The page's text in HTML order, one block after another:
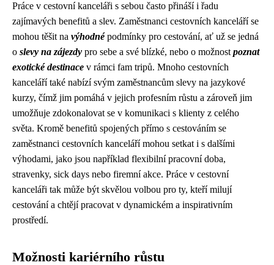
Práce v cestovní kanceláři s sebou často přináší i řadu
zajímavých benefitů a slev. Zaměstnanci cestovních kanceláří se
mohou těšit na výhodnépodmínky pro cestování, ať už se jedná
o slevy na zájezdy pro sebe a své blízké, nebo o možnost poznat
exotické destinace v rámci fam tripů. Mnoho cestovních
kanceláří také nabízí svým zaměstnancům slevy na jazykové
kurzy, čímž jim pomáhá v jejich profesním růstu a zároveň jim
umožňuje zdokonalovat se v komunikaci s klienty z celého
světa. Kromě benefitů spojených přímo s cestováním se
zaměstnanci cestovních kanceláří mohou setkat i s dalšími
výhodami, jako jsou například flexibilní pracovní doba,
stravenky, sick days nebo firemní akce. Práce v cestovní
kanceláři tak může být skvělou volbou pro ty, kteří milují
cestování a chtějí pracovat v dynamickém a inspirativním
prostředí.
Možnosti kariérního růstu